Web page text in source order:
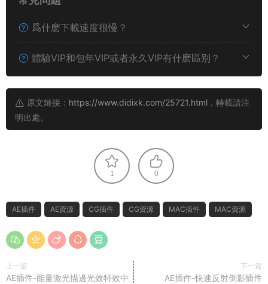
爲什麽下載速度很慢？
體驗VIP和包年VIP或者永久VIP有什麽區别？
原文鏈接： https://www.didixk.com/25721.html ，轉載請注
明出處。
1 0
AE插件 AE資源 CG插件 CG資源 MAC插件 MAC資源
上一篇
AE插件-能量激光描邊光效特效中
下一篇
AE插件-快速反射倒影插件